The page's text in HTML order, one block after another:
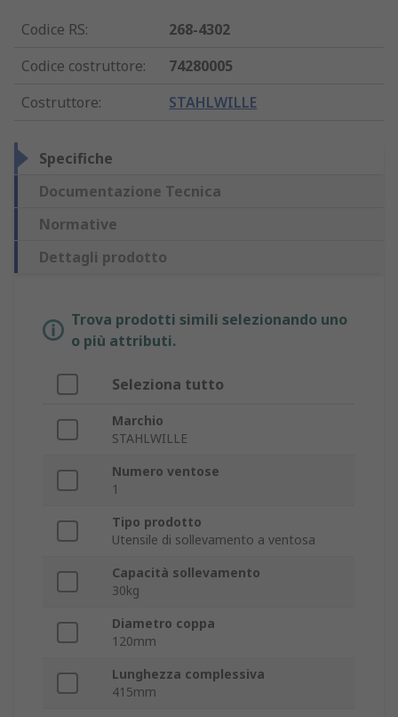
Codice RS:
268-4302
Codice costruttore:
74280005
Costruttore: STAHLWILLE
Specifiche
Documentazione Tecnica
Normative
Dettagli prodotto
Trova prodotti simili selezionando uno
o più attributi.
Seleziona tutto
Marchio
STAHLWILLE
Numero ventose
1
Tipo prodotto
Utensile di sollevamento a ventosa
Capacità sollevamento
30kg
Diametro coppa
120mm
Lunghezza complessiva
415mm